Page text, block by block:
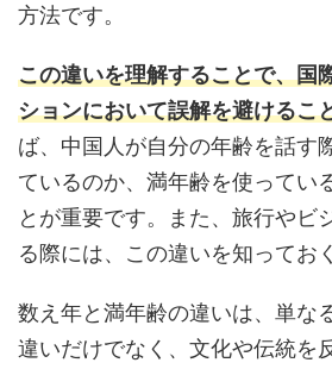
方法です。
この違いを理解することで、国
ションにおいて誤解を避けるこ
ば、中国人が自分の年齢を話す
ているのか、満年齢を使ってい
とが重要です。また、旅行やビ
る際には、この違いを知ってお
数え年と満年齢の違いは、単な
違いだけでなく、文化や伝統を